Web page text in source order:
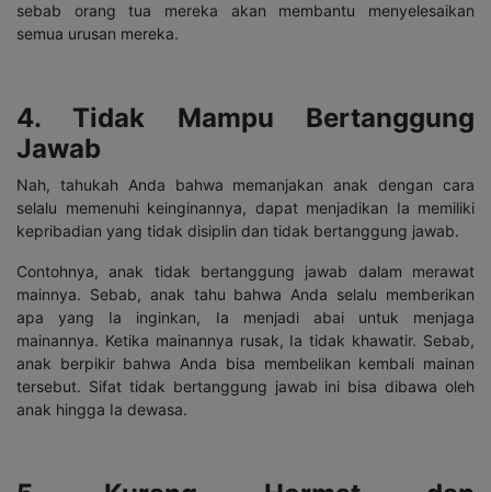
sebab orang tua mereka akan membantu menyelesaikan
semua urusan mereka.
4. Tidak Mampu Bertanggung
Jawab
Nah, tahukah Anda bahwa memanjakan anak dengan cara
selalu memenuhi keinginannya, dapat menjadikan Ia memiliki
kepribadian yang tidak disiplin dan tidak bertanggung jawab.
Contohnya, anak tidak bertanggung jawab dalam merawat
mainnya. Sebab, anak tahu bahwa Anda selalu memberikan
apa yang Ia inginkan, Ia menjadi abai untuk menjaga
mainannya. Ketika mainannya rusak, Ia tidak khawatir. Sebab,
anak berpikir bahwa Anda bisa membelikan kembali mainan
tersebut. Sifat tidak bertanggung jawab ini bisa dibawa oleh
anak hingga Ia dewasa.